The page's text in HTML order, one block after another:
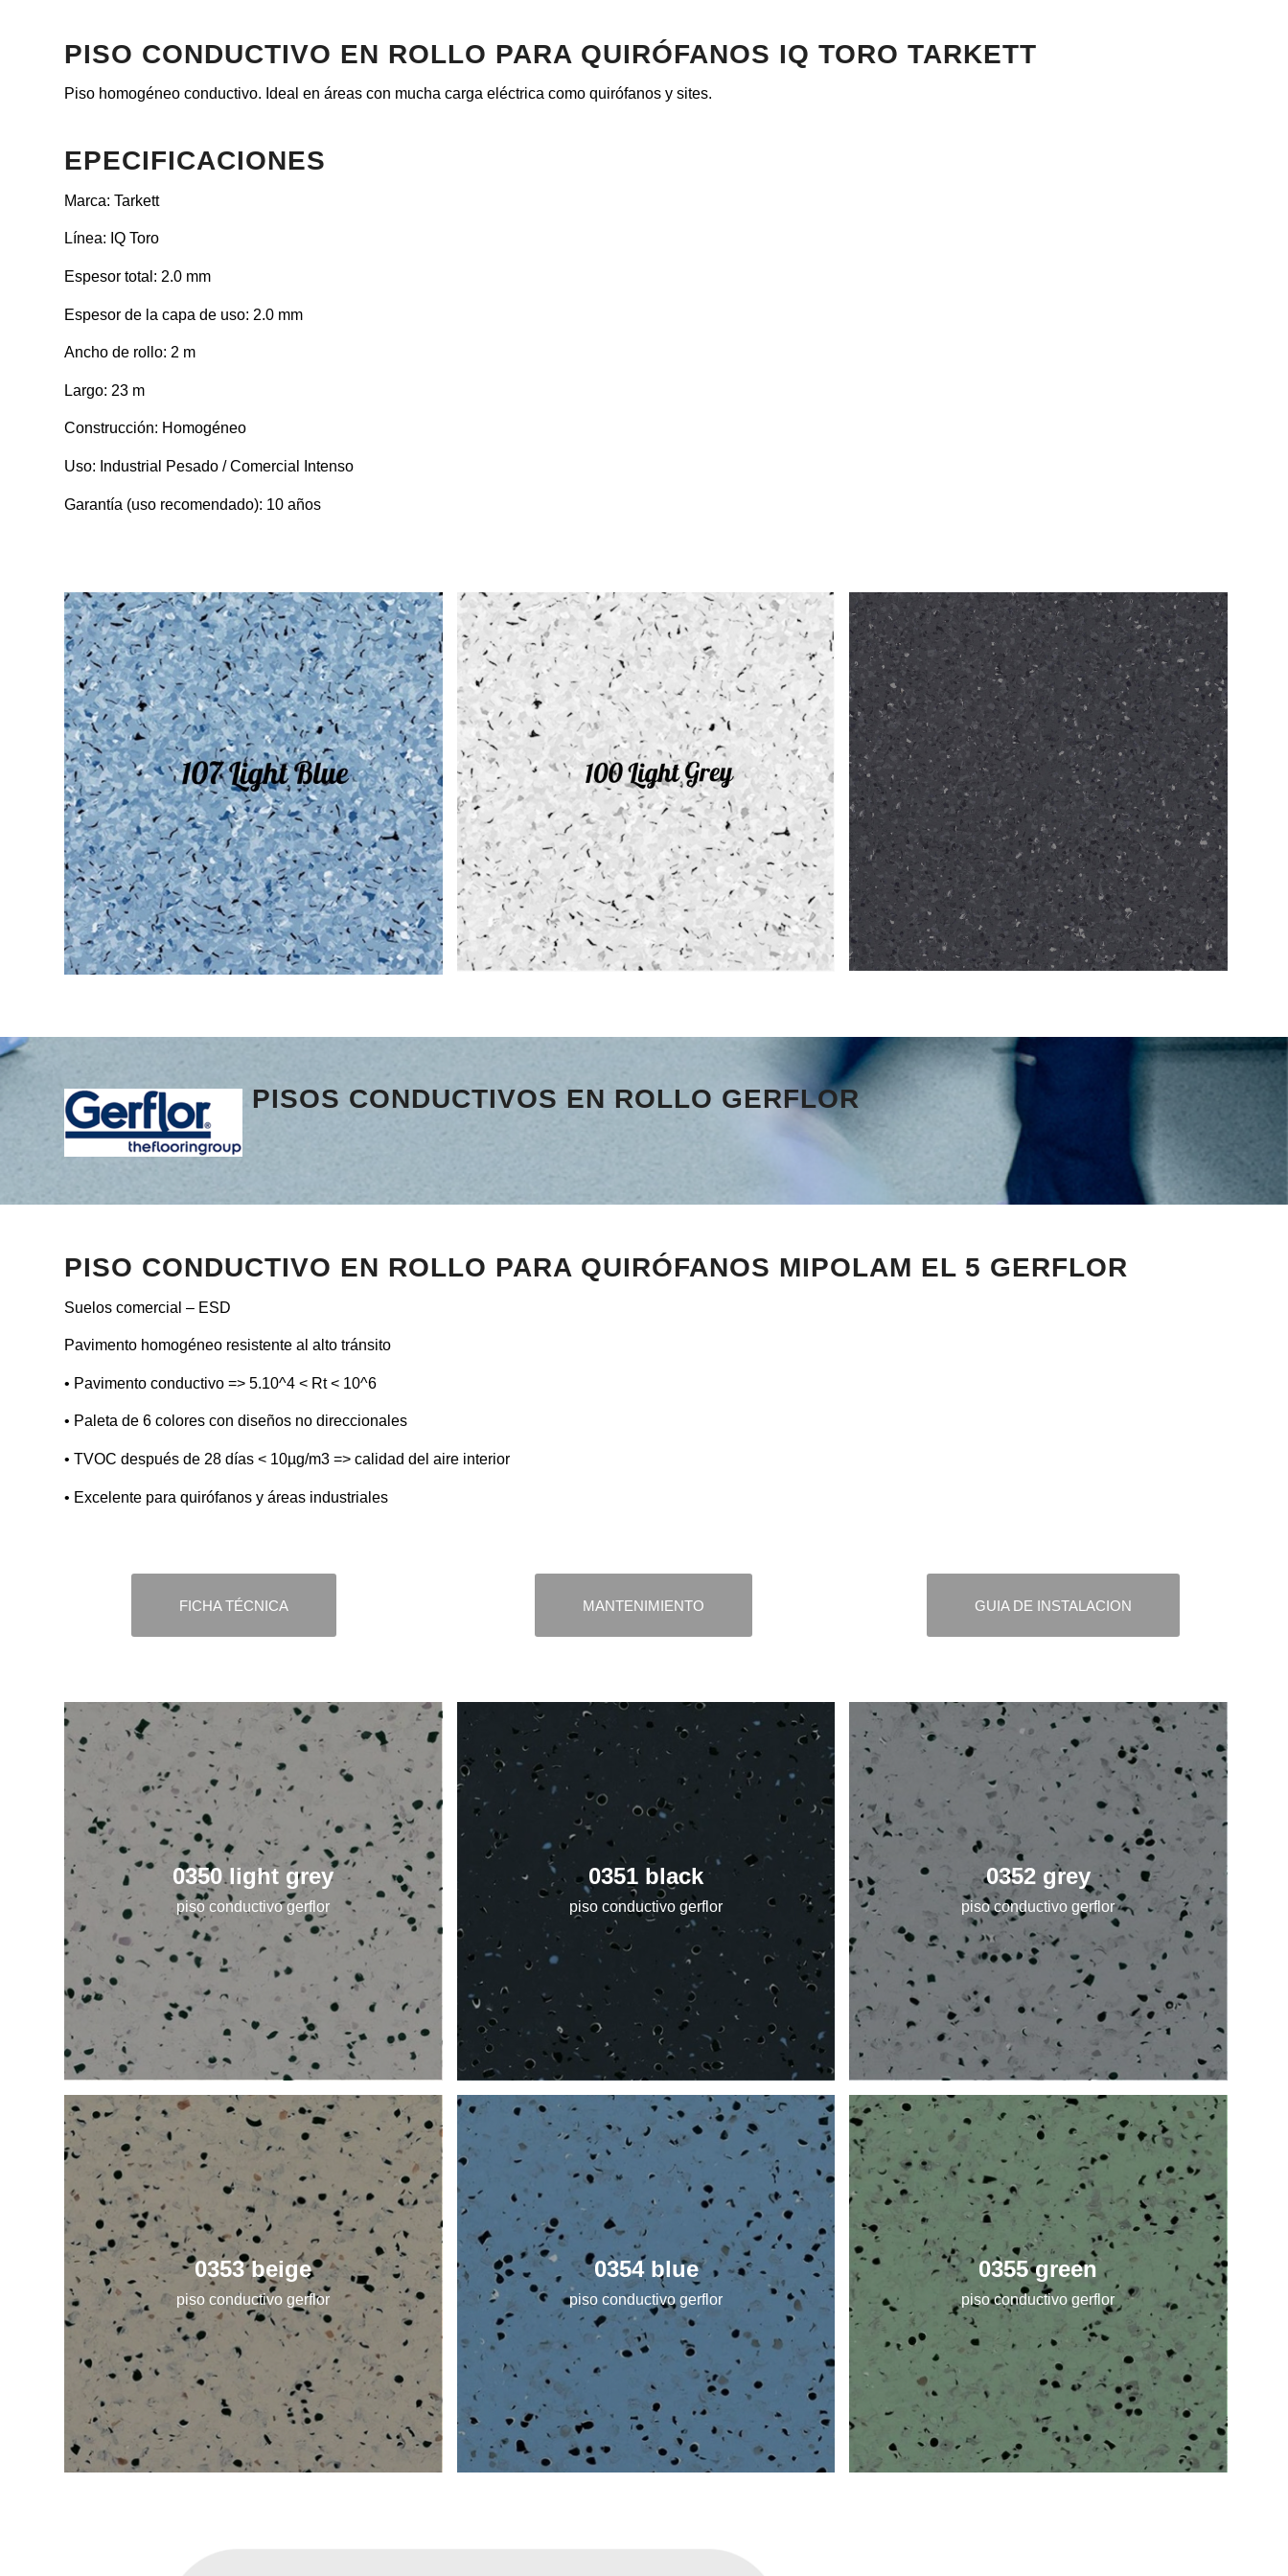
PISO CONDUCTIVO EN ROLLO PARA QUIRÓFANOS IQ TORO TARKETT
Piso homogéneo conductivo. Ideal en áreas con mucha carga eléctrica como quirófanos y sites.
EPECIFICACIONES
Marca: Tarkett
Línea: IQ Toro
Espesor total: 2.0 mm
Espesor de la capa de uso: 2.0 mm
Ancho de rollo: 2 m
Largo: 23 m
Construcción: Homogéneo
Uso: Industrial Pesado / Comercial Intenso
Garantía (uso recomendado): 10 años
PISOS CONDUCTIVOS EN ROLLO GERFLOR
PISO CONDUCTIVO EN ROLLO PARA QUIRÓFANOS MIPOLAM EL 5 GERFLOR
Suelos comercial – ESD
Pavimento homogéneo resistente al alto tránsito
• Pavimento conductivo => 5.10^4 < Rt < 10^6
• Paleta de 6 colores con diseños no direccionales
• TVOC después de 28 días < 10µg/m3 => calidad del aire interior
• Excelente para quirófanos y áreas industriales
FICHA TÉCNICA MANTENIMIENTO GUIA DE INSTALACION
0350 light grey
piso conductivo gerflor
0351 black
piso conductivo gerflor
0352 grey
piso conductivo gerflor
0353 beige
piso conductivo gerflor
0354 blue
piso conductivo gerflor
0355 green
piso conductivo gerflor